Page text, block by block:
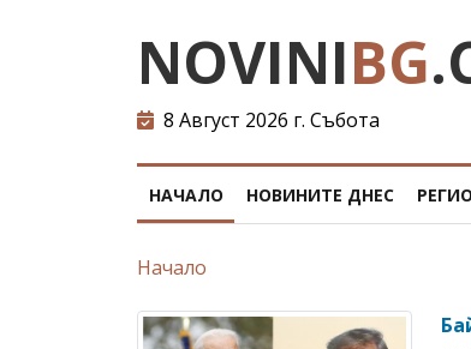
NOVINIBG
8 Август 2026 г. Събота
НАЧАЛО НОВИНИТЕ ДНЕС
Начало